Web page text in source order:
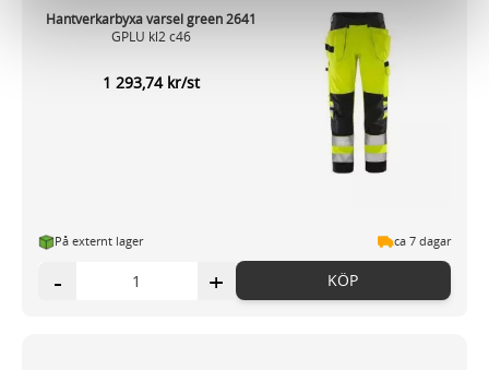
för sociala medier och analysera vår trafik. Vi
vidarebefordrar även sådana identifierare och annan
information från din enhet till de sociala medier och
annons- och analysföretag som vi samarbetar med.
Dessa kan i sin tur kombinera informationen med annan
information som du har tillhandahållit eller som de har
samlat in när du har använt deras tjänster.
Hantverkarbyxa varsel green 2641
GPLU kl2 c46
1 293,74 kr/st
På externt lager ca 7 dagar
- + KÖP